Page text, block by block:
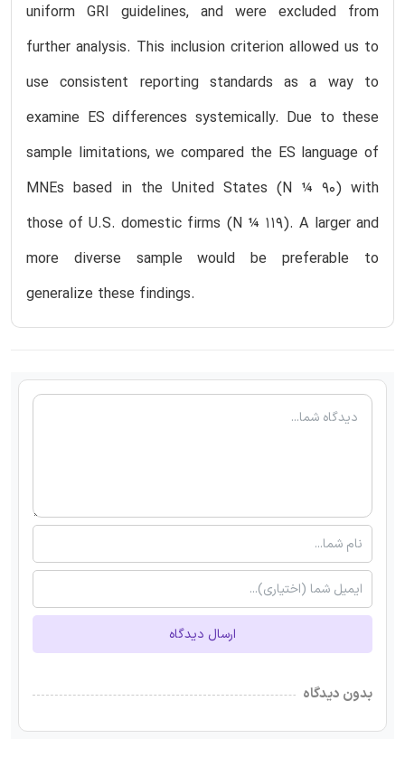
uniform GRI guidelines, and were excluded from
further analysis. This inclusion criterion allowed us to
use consistent reporting standards as a way to
examine ES differences systemically. Due to these
sample limitations, we compared the ES language of
MNEs based in the United States (N ¼ 90) with
those of U.S. domestic firms (N ¼ 119). A larger and
more diverse sample would be preferable to
generalize these findings.
ارسال دیدگاه
بدون دیدگاه